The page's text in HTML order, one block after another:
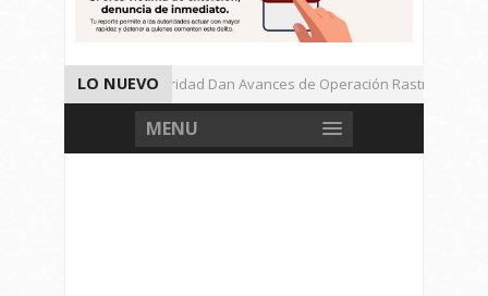
LO NUEVO
Autoridades de Seguridad Dan Avances de Operación Rastrillo.
Gran Festival de Música Electrónica en Festival Cultural de Guadalupe.
MENU